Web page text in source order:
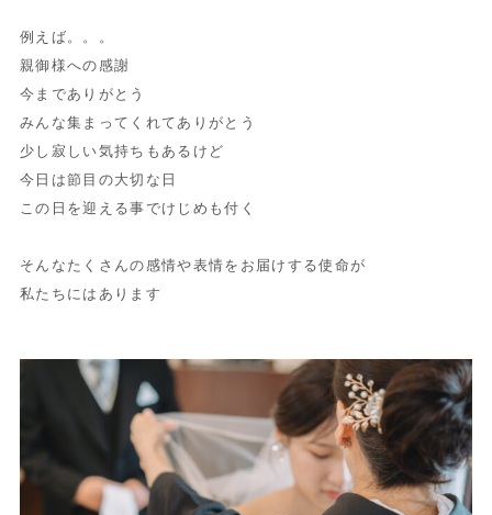
例えば。。。
親御様への感謝
今までありがとう
みんな集まってくれてありがとう
少し寂しい気持ちもあるけど
今日は節目の大切な日
この日を迎える事でけじめも付く
そんなたくさんの感情や表情をお届けする使命が
私たちにはあります